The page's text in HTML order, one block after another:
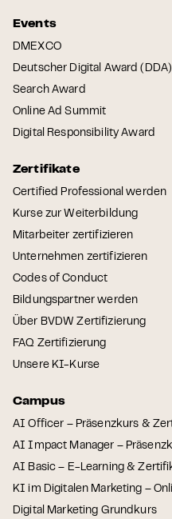
Events
DMEXCO
Deutscher Digital Award (DDA)
Search Award
Online Ad Summit
Digital Responsibility Award
Zertifikate
Certified Professional werden
Kurse zur Weiterbildung
Mitarbeiter zertifizieren
Unternehmen zertifizieren
Codes of Conduct
Bildungspartner werden
Über BVDW Zertifizierung
FAQ Zertifizierung
Unsere KI-Kurse
Campus
AI Officer – Präsenzkurs &
AI Impact Manager –
AI Basic – E-Learning &
KI im Digitalen Marketing –
Digital Marketing Grundkurs